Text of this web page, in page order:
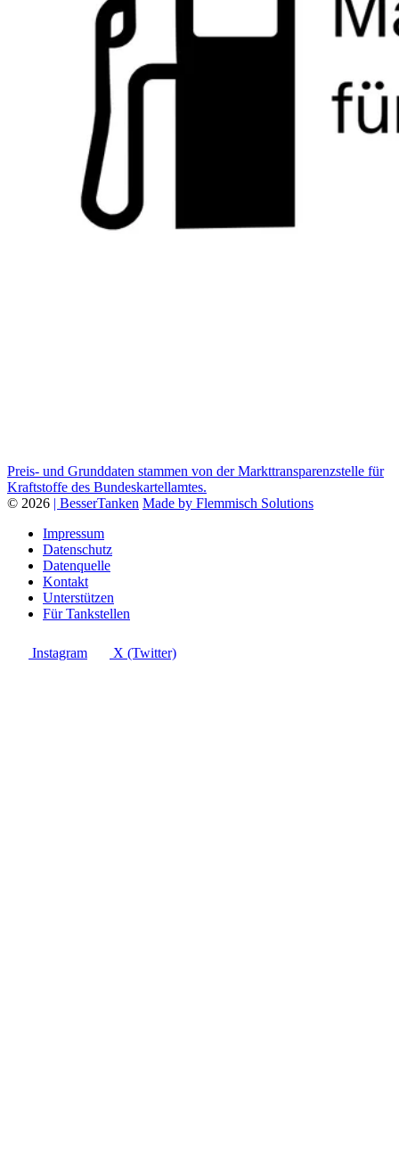
Preis- und Grunddaten stammen von der Markttransparenzstelle für
Kraftstoffe des Bundeskartellamtes.
© 2026 | BesserTanken Made by Flemmisch Solutions
Impressum
Datenschutz
Datenquelle
Kontakt
Unterstützen
Für Tankstellen
Instagram X (Twitter)